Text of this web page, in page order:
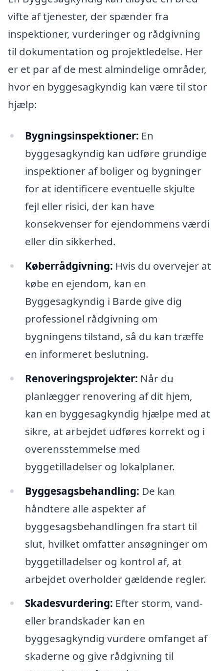
vifte af tjenester, der spænder fra
inspektioner, vurderinger og rådgivning
til dokumentation og projektledelse. Her
er et par af de mest almindelige områder,
hvor en byggesagkyndig kan være til stor
hjælp:
Bygningsinspektioner: En
byggesagkyndig kan udføre grundige
inspektioner af boliger og bygninger
for at identificere eventuelle skjulte
fejl eller risici, der kan have
konsekvenser for ejendommens værdi
eller din sikkerhed.
Køberrådgivning: Hvis du overvejer at
købe en ejendom, kan en
Byggesagkyndig i Barde give dig
professionel rådgivning om
bygningens tilstand, så du kan træffe
en informeret beslutning.
Renoveringsprojekter: Når du
planlægger renovering af dit hjem,
kan en byggesagkyndig hjælpe med at
sikre, at arbejdet udføres korrekt og i
overensstemmelse med
byggetilladelser og lokalplaner.
Byggesagsbehandling: De kan
håndtere alle aspekter af
byggesagsbehandlingen fra start til
slut, hvilket omfatter ansøgninger om
byggetilladelser og kontrol af, at
arbejdet overholder gældende regler.
Skadesvurdering: Efter storm, vand-
eller brandskader kan en
byggesagkyndig vurdere omfanget af
skaderne og give rådgivning til